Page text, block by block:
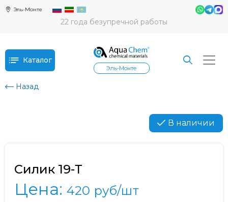
Эль-Монте
22 года безупречной работы
Каталог
Эль-Монте
Назад
В наличии
Силик 19-Т
Цена: 420 руб/шт